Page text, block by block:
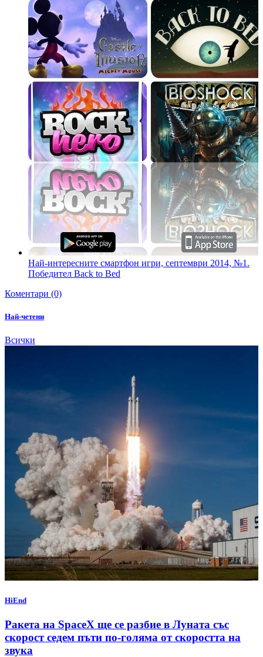
Най-интересните смартфон игри, септември 2014, №1.
Победител Back to Bed
Коментари (0)
Най-четени
Всички
HiEnd
Ракета на SpaceX ще се разбие в Луната със
скорост седем пъти по-голяма от скоростта на
звука